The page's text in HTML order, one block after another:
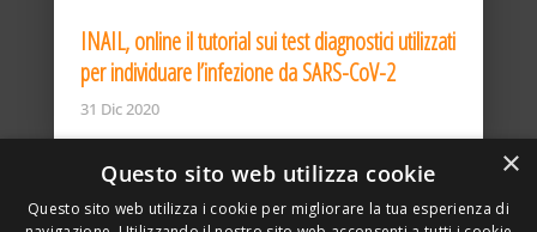
INAIL, online il tutorial sui test diagnostici utilizzati
per individuare l’infezione da SARS-CoV-2
31 Dic 2020
×
Questo sito web utilizza cookie
Questo sito web utilizza i cookie per migliorare la tua esperienza di